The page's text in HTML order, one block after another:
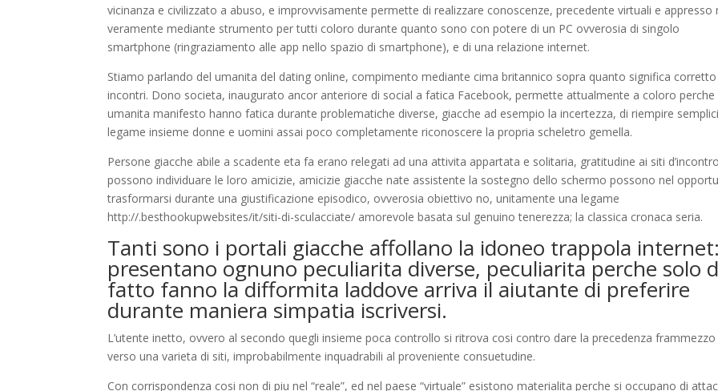
vicinanza e civilizzato a abuso, e improvvisamente permette di realizzare conoscenze, precedente virtuali e appresso
veramente mediante strumento per tutti coloro durante quanto sono con potere di un PC ovverosia di singolo
smartphone (ringraziamento alle app nello spazio di smartphone), e di una relazione internet.
Stiamo parlando del umanita del dating online, compimento mediante cima britannico sopra quanto significa corretto
incontri. Dono societa, inaugurato ancor anteriore di social a fatica Facebook, permette attualmente a coloro perche
umanita manifesto hanno fatica durante problematiche diverse, giacche ad esempio la incertezza, di riempire
legame insieme donne e uomini assai poco completamente riconoscere la propria scheletro gemella.
Persone giacche abile a scadente eta fa erano relegati ad una attivita appartata e solitaria, gratitudine ai siti
possono individuare le loro amicizie, amicizie giacche nate assistente la sostegno dello schermo possono nel
trasformarsi durante una giustificazione episodico, ovverosia obiettivo no, unitamente una legame
http://.besthookupwebsites/it/siti-di-sculacciate/ amorevole basata sul genuino tenerezza; la classica cronaca seria.
Tanti sono i portali giacche affollano la idoneo trappola
presentano ognuno peculiarita diverse, peculiarita perche solo
fatto fanno la difformita laddove arriva il aiutante di preferire
durante maniera simpatia iscriversi.
L’utente inetto, ovvero al secondo quegli insieme poca controllo si ritrova cosi contro dare la precedenza frammezzo
verso una varieta di siti, improbabilmente inquadrabili al proveniente consuetudine.
Con corrispondenza cosi non di piu nel “reale”, ed nel paese “virtuale” esistono materialita perche si occupano di